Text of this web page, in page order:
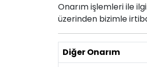
Onarım işlemleri ile
üzerinden bizimle
Diğer Onarım